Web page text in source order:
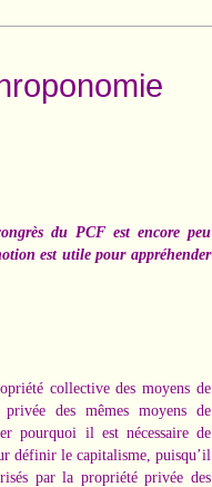
du PCF est encore peu
est utile pour appréhender
collective des moyens de
des mêmes moyens de
pourquoi il est nécessaire de
définir le capitalisme, puisqu’il
par la propriété privée des